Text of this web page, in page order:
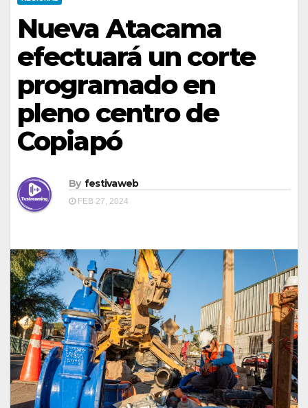
Nueva Atacama
efectuará un corte
programado en
pleno centro de
Copiapó
By festivaweb
FEB 27, 2024